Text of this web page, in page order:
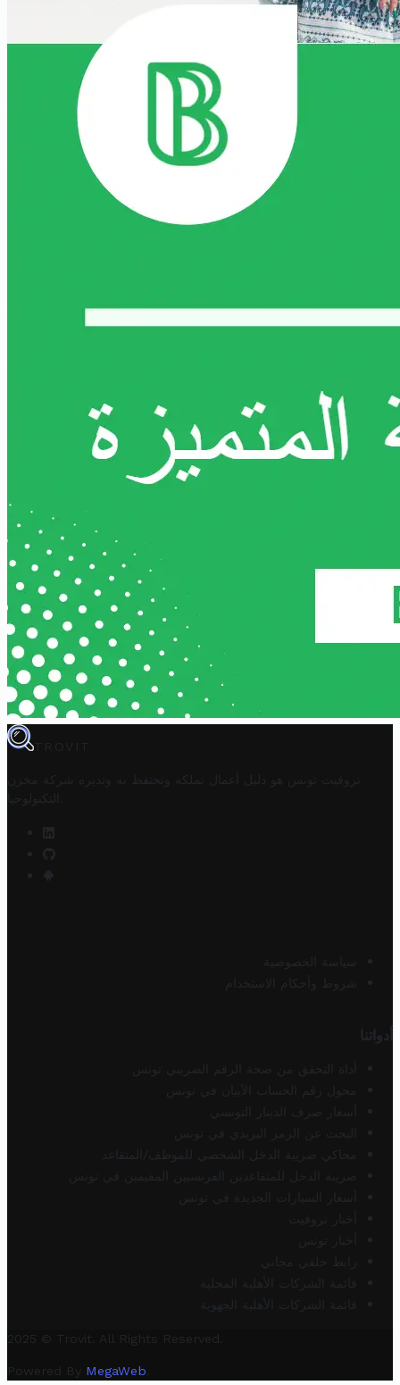
TROVIT
تروفيت تونس هو دليل أعمال تملكه وتحتفظ به وتديره
شركة مخزن
التكنولوجيا
سياسة الخصوصية
شروط وأحكام الاستخدام
أدواتنا
أداة التحقق من صحة الرقم الضريبي تونس
محول رقم الحساب الآيبان في تونس
أسعار صرف الدينار التونسي
البحث عن الرمز البريدي في تونس
محاكي ضريبة الدخل الشخصي للموظف/المتقاعد
ضريبة الدخل للمتقاعدين الفرنسيين المقيمين في تونس
أسعار السيارات الجديدة في تونس
أخبار تروفيت
أخبار تونس
رابط خلفي مجاني
قائمة الشركات الأهلية المحلية
قائمة الشركات الأهلية الجهوية
2025 © Trovit. All Rights Reserved.
Powered By MegaWeb